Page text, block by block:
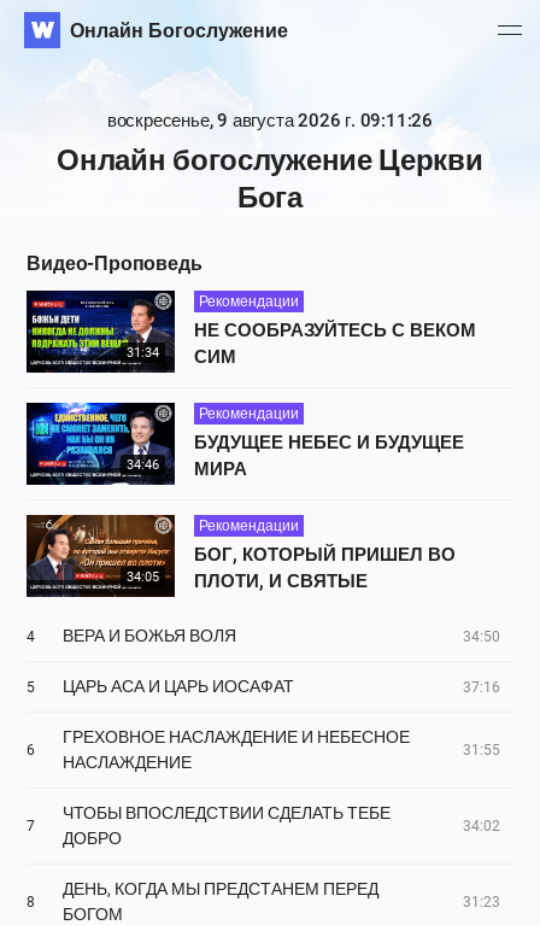
Онлайн Богослужение
воскресенье, 9 августа 2026 г. 09:11:26
Онлайн богослужение Церкви
Бога
Видео-Проповедь
31:34
Рекомендации
НЕ СООБРАЗУЙТЕСЬ С ВЕКОМ
СИМ
34:46
Рекомендации
БУДУЩЕЕ НЕБЕС И БУДУЩЕЕ
МИРА
34:05
Рекомендации
БОГ, КОТОРЫЙ ПРИШЕЛ ВО
ПЛОТИ, И СВЯТЫЕ
4 ВЕРА И БОЖЬЯ ВОЛЯ 34:50
5 ЦАРЬ АСА И ЦАРЬ ИОСАФАТ 37:16
6
ГРЕХОВНОЕ НАСЛАЖДЕНИЕ И НЕБЕСНОЕ
НАСЛАЖДЕНИЕ
31:55
7
ЧТОБЫ ВПОСЛЕДСТВИИ СДЕЛАТЬ ТЕБЕ
ДОБРО
34:02
8
ДЕНЬ, КОГДА МЫ ПРЕДСТАНЕМ ПЕРЕД
БОГОМ
31:23